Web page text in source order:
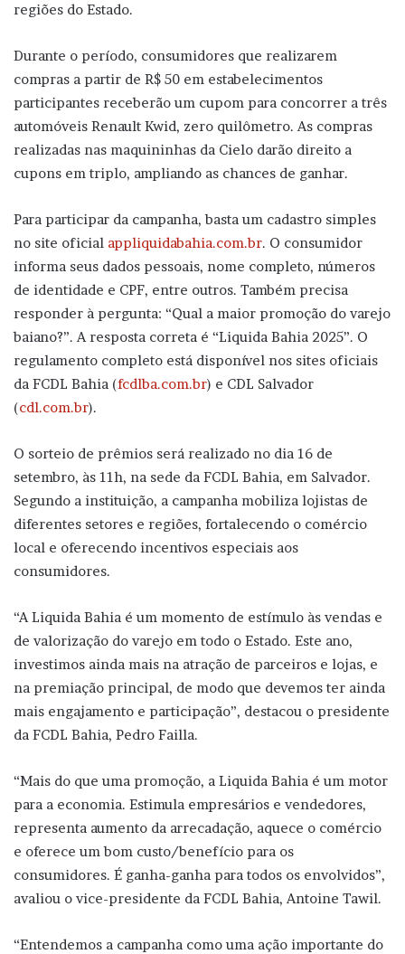
regiões do Estado.
Durante o período, consumidores que realizarem
compras a partir de R$ 50 em estabelecimentos
participantes receberão um cupom para concorrer a três
automóveis Renault Kwid, zero quilômetro. As compras
realizadas nas maquininhas da Cielo darão direito a
cupons em triplo, ampliando as chances de ganhar.
Para participar da campanha, basta um cadastro simples
no site oficial appliquidabahia.com.br. O consumidor
informa seus dados pessoais, nome completo, números
de identidade e CPF, entre outros. Também precisa
responder à pergunta: “Qual a maior promoção do varejo
baiano?”. A resposta correta é “Liquida Bahia 2025”. O
regulamento completo está disponível nos sites oficiais
da FCDL Bahia (fcdlba.com.br) e CDL Salvador
(cdl.com.br).
O sorteio de prêmios será realizado no dia 16 de
setembro, às 11h, na sede da FCDL Bahia, em Salvador.
Segundo a instituição, a campanha mobiliza lojistas de
diferentes setores e regiões, fortalecendo o comércio
local e oferecendo incentivos especiais aos
consumidores.
“A Liquida Bahia é um momento de estímulo às vendas e
de valorização do varejo em todo o Estado. Este ano,
investimos ainda mais na atração de parceiros e lojas, e
na premiação principal, de modo que devemos ter ainda
mais engajamento e participação”, destacou o presidente
da FCDL Bahia, Pedro Failla.
“Mais do que uma promoção, a Liquida Bahia é um motor
para a economia. Estimula empresários e vendedores,
representa aumento da arrecadação, aquece o comércio
e oferece um bom custo/benefício para os
consumidores. É ganha-ganha para todos os envolvidos”,
avaliou o vice-presidente da FCDL Bahia, Antoine Tawil.
“Entendemos a campanha como uma ação importante do